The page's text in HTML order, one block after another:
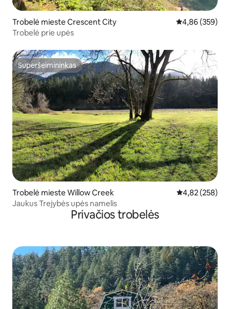
Trobelė mieste Crescent City Vidutinis
4,86 (359)
Trobelė prie upės
Superšeimininkas
Superšeimininkas
Trobelė mieste Willow Creek Vidutinis
4,82 (258)
Jaukus Trejybės upės namelis
Privačios trobelės